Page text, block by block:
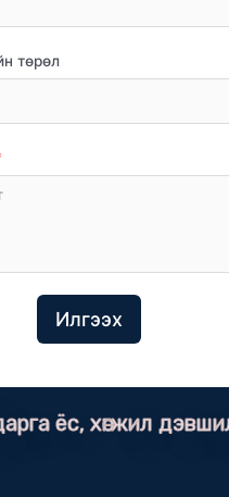
төрөл
Илгээх
ёс, хөгжил